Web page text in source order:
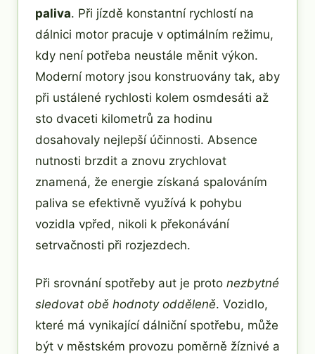
paliva. Při jízdě konstantní rychlostí na
dálnici motor pracuje v optimálním režimu,
kdy není potřeba neustále měnit výkon.
Moderní motory jsou konstruovány tak, aby
při ustálené rychlosti kolem osmdesáti až
sto dvaceti kilometrů za hodinu
dosahovaly nejlepší účinnosti. Absence
nutnosti brzdit a znovu zrychlovat
znamená, že energie získaná spalováním
paliva se efektivně využívá k pohybu
vozidla vpřed, nikoli k překonávání
setrvačnosti při rozjezdech.
Při srovnání spotřeby aut je proto nezbytné
sledovat obě hodnoty odděleně. Vozidlo,
které má vynikající dálniční spotřebu, může
být v městském provozu poměrně žíznivé a